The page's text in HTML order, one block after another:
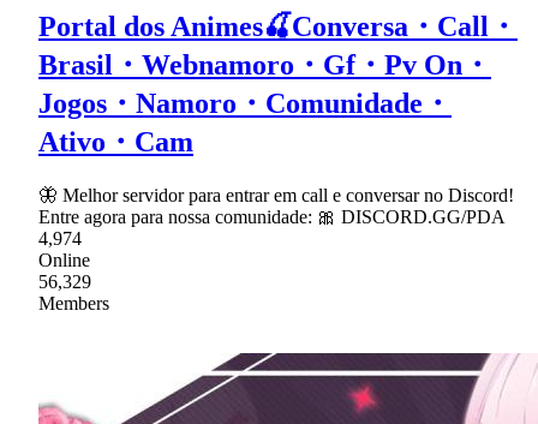
Portal dos Animes🍒Conversa・Call・
Brasil・Webnamoro・Gf・Pv On・
Jogos・Namoro・Comunidade・
Ativo・Cam
🦋 Melhor servidor para entrar em call e conversar no Discord!
Entre agora para nossa comunidade: 🎀 DISCORD.GG/PDA
4,974
Online
56,329
Members